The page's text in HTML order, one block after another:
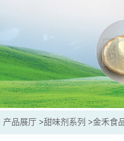
产品展厅 >甜味剂系列 >金禾食